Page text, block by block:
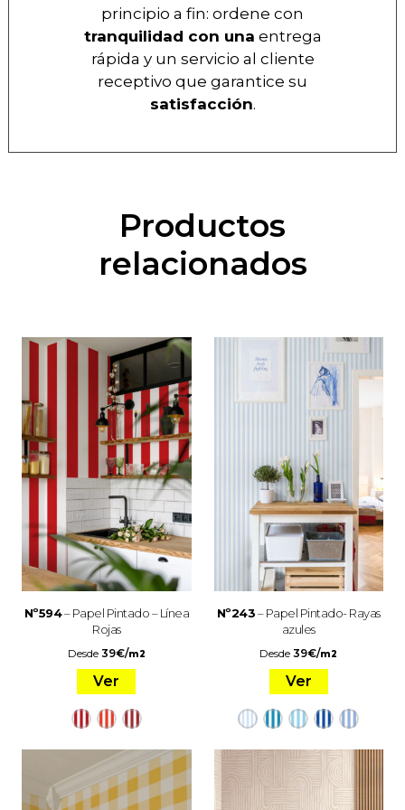
principio a fin: ordene con
tranquilidad con una entrega
rápida y un servicio al cliente
receptivo que garantice su
satisfacción.
Productos
relacionados
Nº594– Papel Pintado – Línea
Rojas
Desde 39€/m2
Ver
Nº243– Papel Pintado- Rayas
azules
Desde39€/m2
Ver